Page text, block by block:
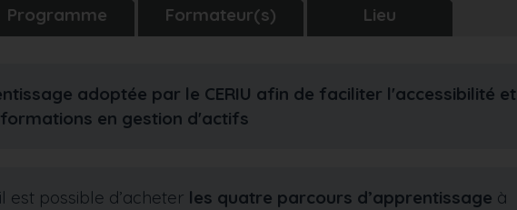
Programme Formateur(s) Lieu
adoptée par le CERIU afin de faciliter l'accessibilité et
en gestion d'actifs
est possible d’acheter les quatre parcours d’apprentissage à